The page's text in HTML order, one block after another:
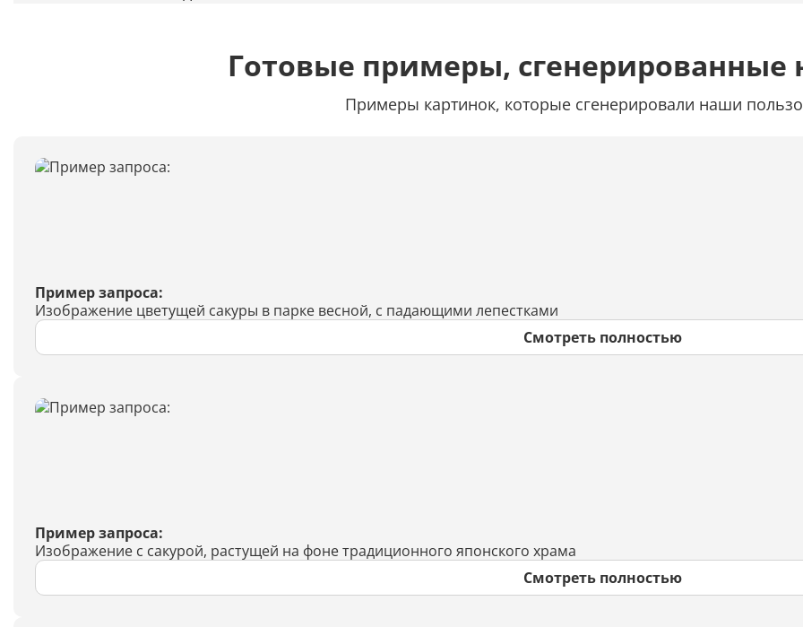
Готовые примеры, сгенерированные
Примеры картинок, которые сгенерировали наши
Пример запроса:
Изображение цветущей сакуры в парке весной, с падающими лепестками
Смотреть полностью
Пример запроса:
Изображение с сакурой, растущей на фоне традиционного японского храма
Смотреть полностью